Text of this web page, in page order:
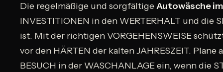
Die regelmäßige und sorgfältigeAutowäsche
INVESTITIONEN in den WERTERHALT und die
ist. Mit der richtigen VORGEHENSWEISE
vor den HÄRTEN der kalten JAHRESZEIT.
BESUCH in der WASCHANLAGE ein, wenn die